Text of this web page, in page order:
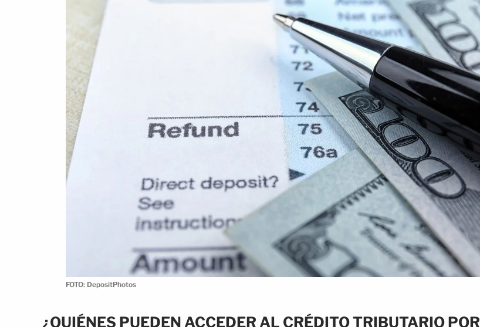
FOTO: DepositPhotos
¿QUIÉNES PUEDEN ACCEDER AL CRÉDITO TRIBUTARIO POR